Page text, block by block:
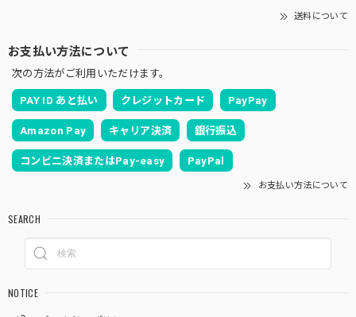
送料について
お支払い方法について
次の方法がご利用いただけます。
PAY ID あと払い クレジットカード PayPay
Amazon Pay キャリア決済 銀行振込
コンビニ決済またはPay-easy PayPal
お支払い方法について
SEARCH
NOTICE